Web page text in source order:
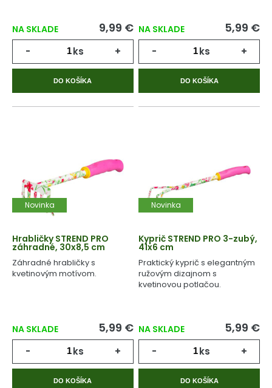
NA SKLADE 9,99 €
- ks +
DO KOŠÍKA
NA SKLADE 5,99 €
- ks +
DO KOŠÍKA
Novinka
Hrabličky STREND PRO
záhradné, 30x8,5 cm
Záhradné hrabličky s
kvetinovým motívom.
NA SKLADE 5,99 €
- ks +
DO KOŠÍKA
Novinka
Kyprič STREND PRO 3-zubý,
41x6 cm
Praktický kyprič s elegantným
ružovým dizajnom s
kvetinovou potlačou.
NA SKLADE 5,99 €
- ks +
DO KOŠÍKA